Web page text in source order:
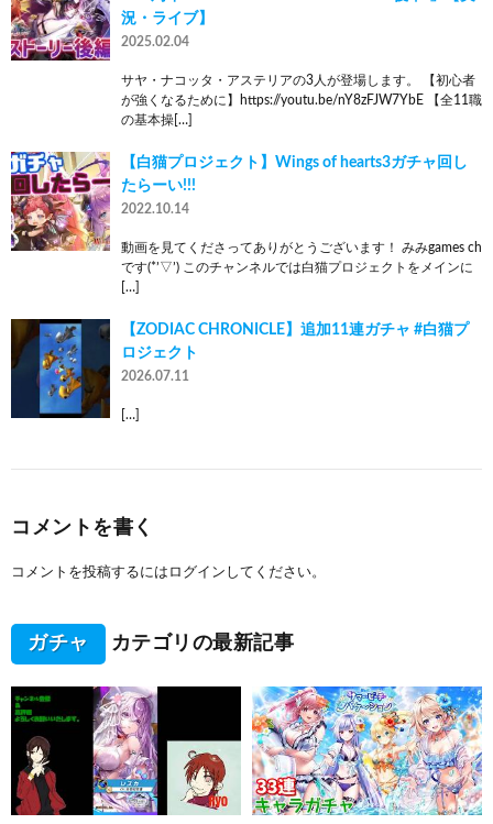
況・ライブ】
2025.02.04
サヤ・ナコッタ・アステリアの3人が登場します。 【初心者
が強くなるために】https://youtu.be/nY8zFJW7YbE 【全11職
の基本操[…]
【白猫プロジェクト】Wings of hearts3ガチャ回し
たらーい!!!
2022.10.14
動画を見てくださってありがとうございます！ みみgames ch
です(*’▽’) このチャンネルでは白猫プロジェクトをメインに
[…]
【ZODIAC CHRONICLE】追加11連ガチャ #白猫プ
ロジェクト
2026.07.11
[…]
コメントを書く
コメントを投稿するには ログイン してください。
ガチャ カテゴリの最新記事